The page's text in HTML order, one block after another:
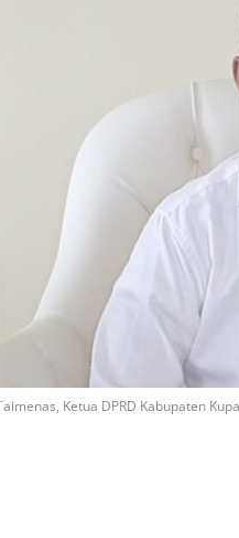
Ketua DPRD Kabupaten